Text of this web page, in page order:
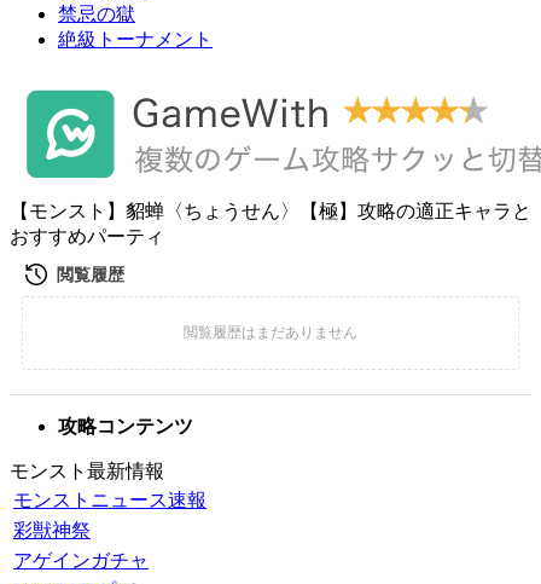
禁忌の獄
絶級トーナメント
【モンスト】貂蝉〈ちょうせん〉【極】攻略の適正キャラと
おすすめパーティ
攻略コンテンツ
モンスト最新情報
モンストニュース速報
彩獣神祭
アゲインガチャ